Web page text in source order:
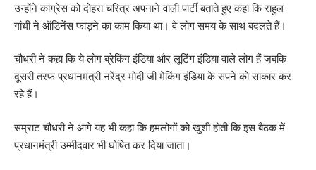
उन्होंने कांग्रेस को दोहरा चरित्र अपनाने वाली पार्टी बताते हुए कहा कि राहुल
गांधी ने ऑडिनेंस फाड़ने का काम किया था। वे लोग समय के साथ बदलते हैं।
चौधरी ने कहा कि ये लोग ब्रेकिंग इंडिया और लूटिंग इंडिया वाले लोग हैं जबकि
दूसरी तरफ प्रधानमंत्री नरेंद्र मोदी जी मेकिंग इंडिया के सपने को साकार कर
रहे हैं।
सम्राट चौधरी ने आगे यह भी कहा कि हमलोगों को खुशी होती कि इस बैठक में
प्रधानमंत्री उम्मीदवार भी घोषित कर दिया जाता।